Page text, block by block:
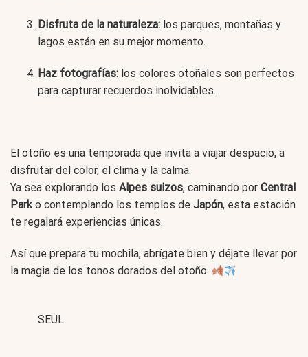
Disfruta de la naturaleza: los parques, montañas y
lagos están en su mejor momento.
Haz fotografías: los colores otoñales son perfectos
para capturar recuerdos inolvidables.
El otoño es una temporada que invita a viajar despacio, a
disfrutar del color, el clima y la calma.
Ya sea explorando los Alpes suizos, caminando por Central
Parko contemplando los templos de Japón, esta estación
te regalará experiencias únicas.
Así que prepara tu mochila, abrígate bien y déjate llevar por
la magia de los tonos dorados del otoño.
SEUL